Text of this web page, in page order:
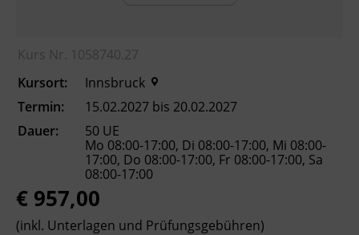
und Normen für den Kranbetrieb
die Grundlagen von Mechanik, Hydraulik
und Elektrotechnik erklären.
Masse und Schwerpunkt einer Last
bestimmen.
Lasttabelle und Lastdiagramm lesen und
anwenden.
Trage- und Lastaufnahmemittel
auswählen und Lasten richtig
Kurs Nr. 1058740.27
Kursort:
Innsbruck
Termin:
15.02.2027 bis 20.02.2027
Dauer:
50 UE
Mo 08:00-17:00, Di 08:00-17:00, Mi 08:00-
17:00, Do 08:00-17:00, Fr 08:00-17:00, Sa
08:00-17:00
€ 957,00
(inkl. Unterlagen und Prüfungsgebühren)